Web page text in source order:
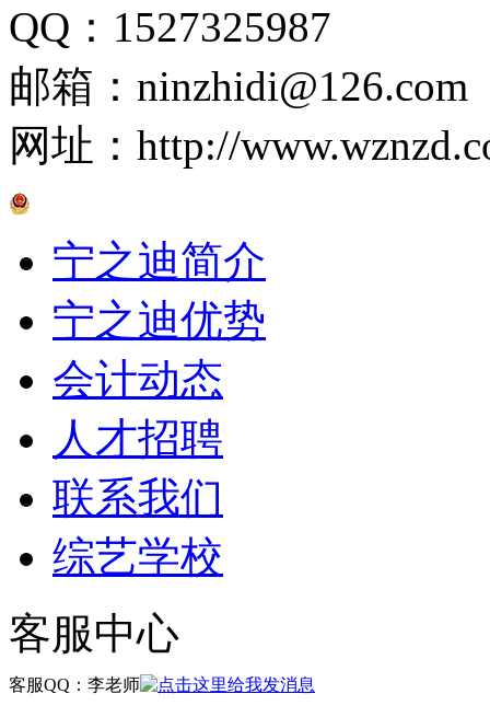
QQ：1527325987
邮箱：ninzhidi@126.com
网址：http://
宁之迪简介
宁之迪优势
会计动态
人才招聘
联系我们
综艺学校
客服中心
客服QQ：李老师